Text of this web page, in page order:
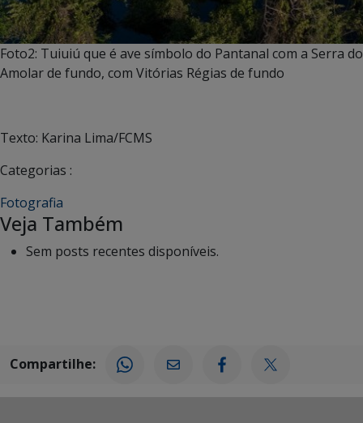
Foto2: Tuiuiú que é ave símbolo do Pantanal com a Serra do
Amolar de fundo, com Vitórias Régias de fundo
Texto: Karina Lima/FCMS
Categorias :
Fotografia
Veja Também
Sem posts recentes disponíveis.
Compartilhe: